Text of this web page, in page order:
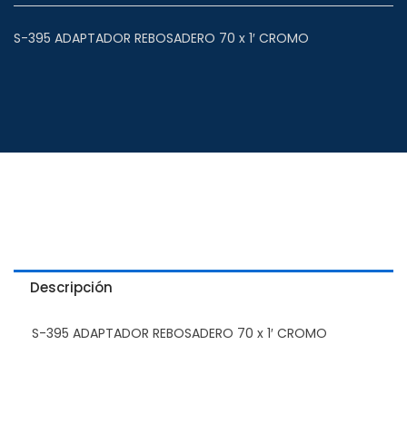
S-395 ADAPTADOR REBOSADERO 70 x 1′ CROMO
Descripción
S-395 ADAPTADOR REBOSADERO 70 x 1′ CROMO